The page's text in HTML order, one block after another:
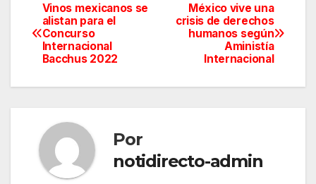
Navegación
de
México vive una
crisis de derechos
humanos según
Aministía
Internacional
Vinos mexicanos se
alistan para el
Concurso
Internacional
Bacchus 2022
Por
notidirecto-admin